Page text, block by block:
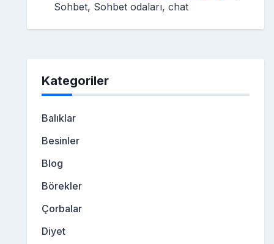
Sohbet, Sohbet odaları, chat
Kategoriler
Balıklar
Besinler
Blog
Börekler
Çorbalar
Diyet